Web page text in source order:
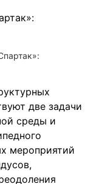
две задачи
среды и
мероприятий